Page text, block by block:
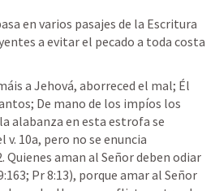
en varios pasajes de la Escritura
a evitar el pecado a toda costa
a Jehová, aborreced el mal; Él
De mano de los impíos los
alabanza en esta estrofa se
10a, pero no se enuncia
Quienes aman al Señor deben odiar
; Pr 8:13), porque amar al Señor